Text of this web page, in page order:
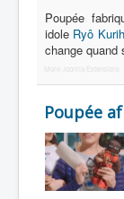
Artiste
Idol
ドル 戦
Idoles
Série
Poupée
idole Ryô
change quand
More Joomla Extensions
Poupée